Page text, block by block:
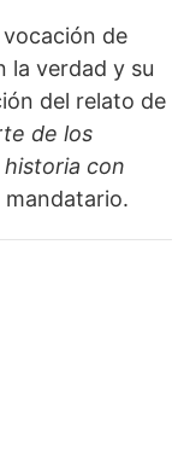
de
la verdad y su
del relato de
de los
con
mandatario.